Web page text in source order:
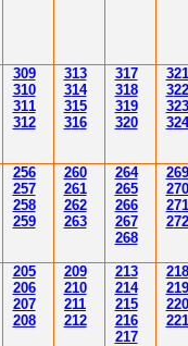
309
310
311
312
313
314
315
316
317
318
319
320
321
322
323
324
256
257
258
259
260
261
262
263
264
265
266
267
268
269
270
271
272
205
206
207
208
209
210
211
212
213
214
215
216
217
218
219
220
221